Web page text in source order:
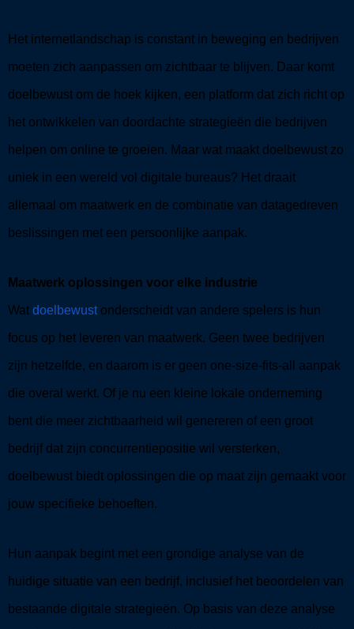
Het internetlandschap is constant in beweging en bedrijven
moeten zich aanpassen om zichtbaar te blijven. Daar komt
doelbewust om de hoek kijken, een platform dat zich richt op
het ontwikkelen van doordachte strategieën die bedrijven
helpen om online te groeien. Maar wat maakt doelbewust zo
uniek in een wereld vol digitale bureaus? Het draait
allemaal om maatwerk en de combinatie van datagedreven
beslissingen met een persoonlijke aanpak.
Maatwerk oplossingen voor elke industrie
Wat doelbewustonderscheidt van andere spelers is hun
focus op het leveren van maatwerk. Geen twee bedrijven
zijn hetzelfde, en daarom is er geen one-size-fits-all aanpak
die overal werkt. Of je nu een kleine lokale onderneming
bent die meer zichtbaarheid wil genereren of een groot
bedrijf dat zijn concurrentiepositie wil versterken,
doelbewust biedt oplossingen die op maat zijn gemaakt voor
jouw specifieke behoeften.
Hun aanpak begint met een grondige analyse van de
huidige situatie van een bedrijf, inclusief het beoordelen van
bestaande digitale strategieën. Op basis van deze analyse